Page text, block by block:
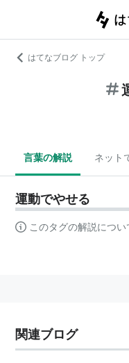
はてなブログ トップ
言葉の解説 ネット
運動でやせる
このタグの解説につい
関連ブログ